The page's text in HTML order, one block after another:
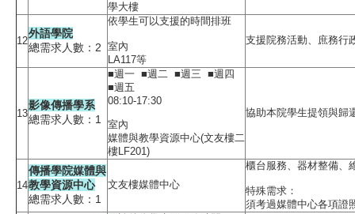
學大樓
12
外語學院
總需求人數：2
依學生可以支援的時間排班
室內
LA117等
支援院務活動、庶務行
13
影像傳播學系
總需求人數：1
■週一 ■週二 ■週三 ■週四
■週五
08:10-17:30
室內
媒體與教學資源中心(文友樓二
樓LF201)
協助本院學生提領與歸
14
傳播學院媒體與
教學資源中心
總需求人數：1
文友樓媒體中心
櫃台服務、器材整備、
特殊需求：
須考過媒體中心各項證